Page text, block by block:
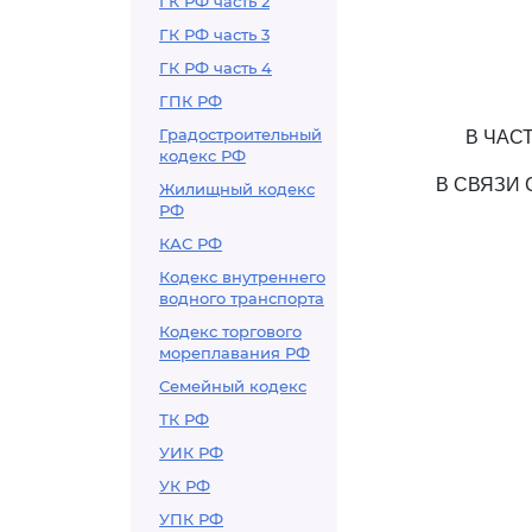
ГК РФ часть 3
ГК РФ часть 4
ГПК РФ
Градостроительный
кодекс РФ
Жилищный кодекс
РФ
КАС РФ
Кодекс внутреннего
водного транспорта
Кодекс торгового
мореплавания РФ
Семейный кодекс
ТК РФ
УИК РФ
УК РФ
УПК РФ
В
В СВЯЗИ